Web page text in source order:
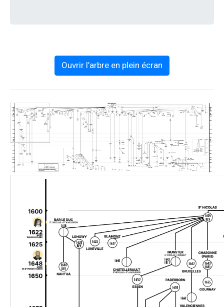
Ouvrir l’arbre en plein écran